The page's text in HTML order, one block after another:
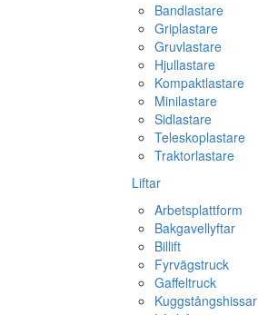
Bandlastare
Griplastare
Gruvlastare
Hjullastare
Kompaktlastare
Minilastare
Sidlastare
Teleskoplastare
Traktorlastare
Liftar
Arbetsplattform
Bakgavellyftar
Billift
Fyrvägstruck
Gaffeltruck
Kuggstångshissar